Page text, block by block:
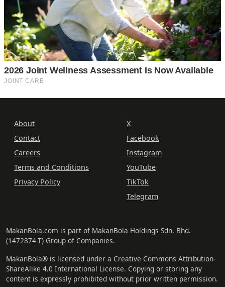
About
Contact
Careers
Terms and Conditions
Privacy Policy
X
Facebook
Instagram
YouTube
TikTok
Telegram
MakanBola.com is part of MakanBola Holdings Sdn. Bhd.
(1472874-T) Group of Companies.
MakanBola® is licensed under a Creative Commons Attribution-
ShareAlike 4.0 International License. Copying or storing any
content is expressly prohibited without prior written permission.